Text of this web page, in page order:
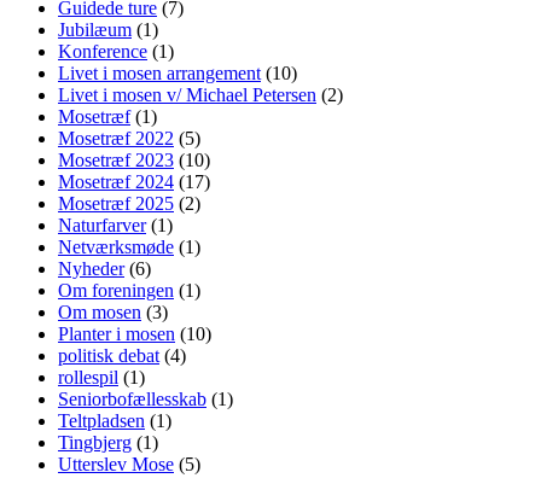
Guidede ture (7)
Jubilæum (1)
Konference (1)
Livet i mosen arrangement (10)
Livet i mosen v/ Michael Petersen (2)
Mosetræf(1)
Mosetræf 2022 (5)
Mosetræf 2023 (10)
Mosetræf 2024 (17)
Mosetræf 2025 (2)
Naturfarver(1)
Netværksmøde (1)
Nyheder(6)
Om foreningen (1)
Om mosen (3)
Planter i mosen (10)
politisk debat (4)
rollespil (1)
Seniorbofællesskab (1)
Teltpladsen (1)
Tingbjerg (1)
Utterslev Mose (5)